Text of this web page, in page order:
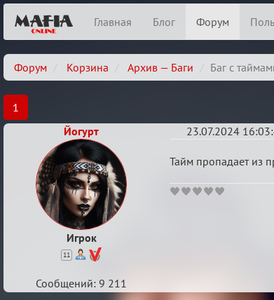
Главная Блог Форум
Форум Корзина Архив — Баги Баг с
1
Йогурт
Игрок
11
23.07.2024
Баг
с
таймами
Тайм пропадает из
🖤🖤🖤🖤🖤
Сообщений: 9 211